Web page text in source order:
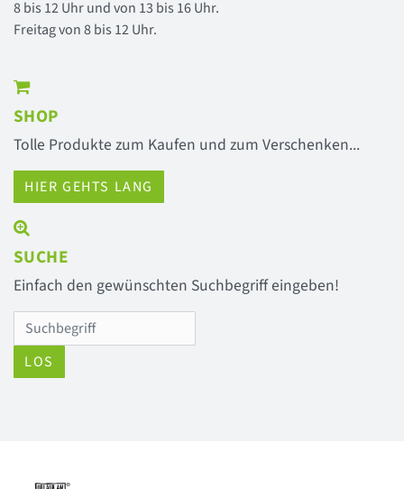
8 bis 12 Uhr und von 13 bis 16 Uhr.
Freitag von 8 bis 12 Uhr.
SHOP
Tolle Produkte zum Kaufen und zum Verschenken...
HIER GEHTS LANG
SUCHE
Einfach den gewünschten Suchbegriff eingeben!
LOS